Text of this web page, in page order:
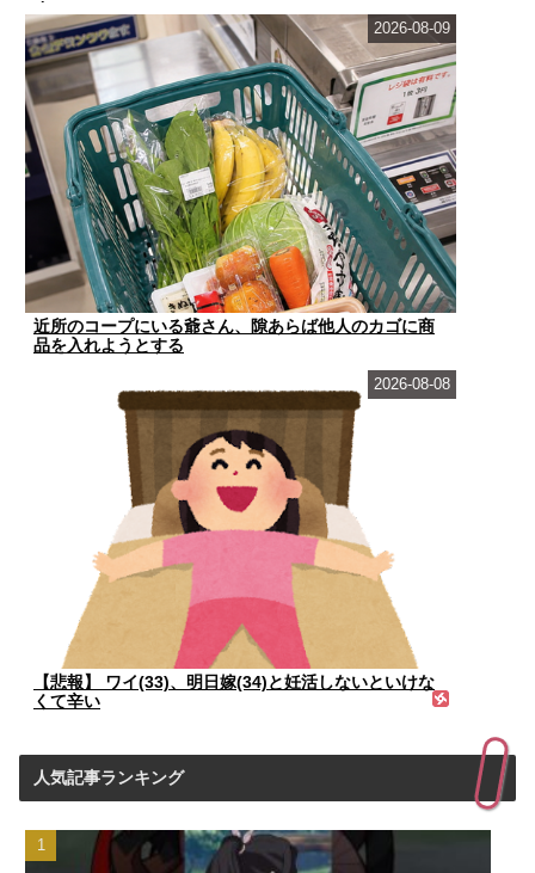
近所のコープにいる爺さん、隙あらば他人のカゴに商
品を入れようとする
2026-08-09
【悲報】 ワイ(33)、明日嫁(34)と妊活しないといけな
くて辛い
2026-08-08
人気記事ランキング